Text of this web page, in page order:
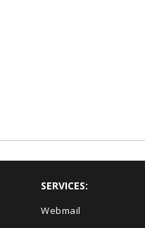
SERVICES:
Webmail